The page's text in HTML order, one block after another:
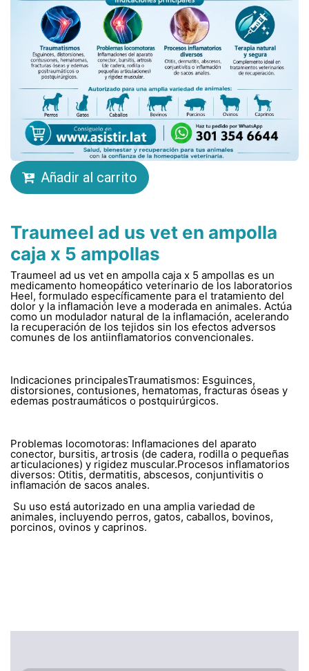
Añadir al carrito
Traumeel ad us vet en ampolla
caja x 5 ampollas
Traumeel ad us vet en ampolla caja x 5 ampollas es un
medicamento homeopático veterinario de los laboratorios
Heel, formulado específicamente para el tratamiento del
dolor y la inflamación leve a moderada en animales. Actúa
como un modulador natural de la inflamación, acelerando
la recuperación de los tejidos sin los efectos adversos
comunes de los antiinflamatorios convencionales.
Indicaciones principalesTraumatismos: Esguinces,
distorsiones, contusiones, hematomas, fracturas óseas y
edemas postraumáticos o postquirúrgicos.
Problemas locomotoras: Inflamaciones del aparato
conector, bursitis, artrosis (de cadera, rodilla o pequeñas
articulaciones) y rigidez muscular.Procesos inflamatorios
diversos: Otitis, dermatitis, abscesos, conjuntivitis o
inflamación de sacos anales.
Su uso está autorizado en una amplia variedad de
animales, incluyendo perros, gatos, caballos, bovinos,
porcinos, ovinos y caprinos.